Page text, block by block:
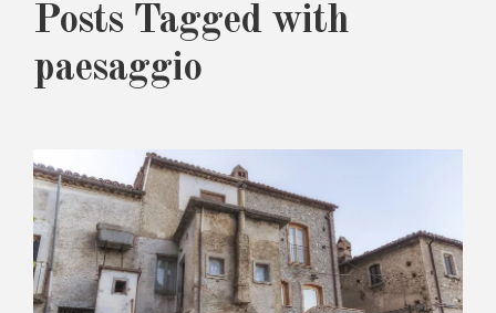
Posts Tagged with
paesaggio